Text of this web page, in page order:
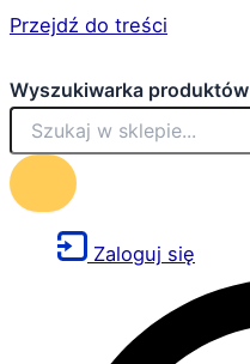
Przejdź do treści
Wyszukiwarka produktów
Zaloguj się